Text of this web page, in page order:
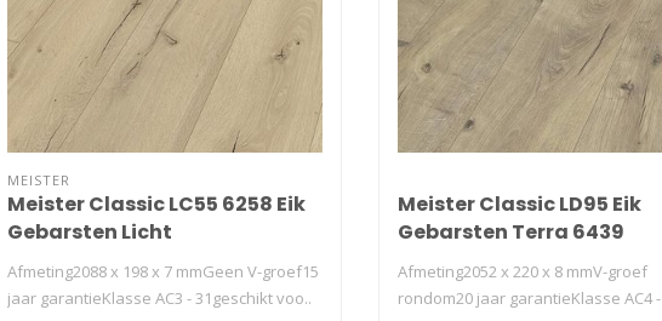
MEISTER
Meister Classic LC55 6258 Eik
Gebarsten Licht
Afmeting2088 x 198 x 7 mmGeen V-groef15
jaar garantieKlasse AC3 - 31geschikt voo..
Meister Classic LD95 Eik
Gebarsten Terra 6439
Afmeting2052 x 220 x 8 mmV-groef
rondom20 jaar garantieKlasse AC4 -